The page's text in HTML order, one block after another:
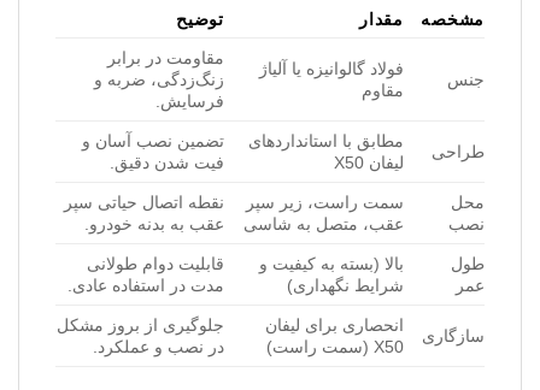
مشخصه مقدار توضیح
جنس
فولاد گالوانیزه یا آلیاژ
مقاوم
مقاومت در برابر
زنگ‌زدگی، ضربه و
فرسایش.
طراحی
مطابق با استانداردهای
لیفان X50
تضمین نصب آسان و
فیت شدن دقیق.
محل
نصب
سمت راست، زیر سپر
عقب، متصل به شاسی
نقطه اتصال حیاتی سپر
عقب به بدنه خودرو.
طول
عمر
بالا (بسته به کیفیت و
شرایط نگهداری)
قابلیت دوام طولانی
مدت در استفاده عادی.
سازگاری
انحصاری برای لیفان
X50 (سمت راست)
جلوگیری از بروز مشکل
در نصب و عملکرد.